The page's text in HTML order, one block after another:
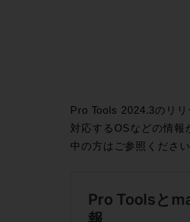
Pro Tools 2024.3のリ
対応するOSなどの情報
中の方はご参照ください